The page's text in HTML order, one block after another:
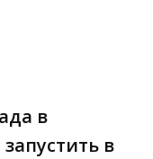
в
в